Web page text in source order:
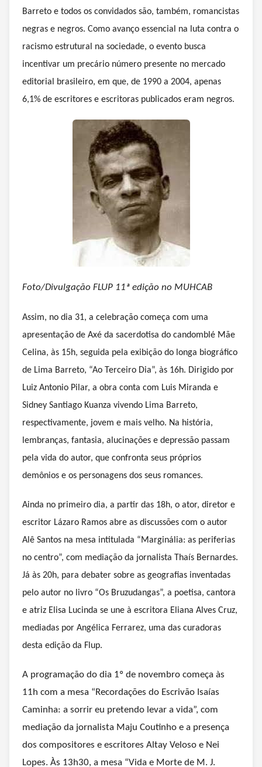
Barreto e todos os convidados são, também, romancistas
negras e negros. Como avanço essencial na luta contra o
racismo estrutural na sociedade, o evento busca
incentivar um precário número presente no mercado
editorial brasileiro, em que, de 1990 a 2004, apenas
6,1% de escritores e escritoras publicados eram negros.
Foto/Divulgação FLUP 11ª edição no MUHCAB
Assim, no dia 31, a celebração começa com uma
apresentação de Axé da sacerdotisa do candomblé Mãe
Celina, às 15h, seguida pela exibição do longa biográfico
de Lima Barreto, “Ao Terceiro Dia”, às 16h. Dirigido por
Luiz Antonio Pilar, a obra conta com Luis Miranda e
Sidney Santiago Kuanza vivendo Lima Barreto,
respectivamente, jovem e mais velho. Na história,
lembranças, fantasia, alucinações e depressão passam
pela vida do autor, que confronta seus próprios
demônios e os personagens dos seus romances.
Ainda no primeiro dia, a partir das 18h, o ator, diretor e
escritor Lázaro Ramos abre as discussões com o autor
Alê Santos na mesa intitulada “Marginália: as periferias
no centro”, com mediação da jornalista Thaís Bernardes.
Já às 20h, para debater sobre as geografias inventadas
pelo autor no livro “Os Bruzudangas”, a poetisa, cantora
e atriz Elisa Lucinda se une à escritora Eliana Alves Cruz,
mediadas por Angélica Ferrarez, uma das curadoras
desta edição da Flup.
A programação do dia 1º de novembro começa às
11h com a mesa “Recordações do Escrivão Isaías
Caminha: a sorrir eu pretendo levar a vida”, com
mediação da jornalista Maju Coutinho e a presença
dos compositores e escritores Altay Veloso e Nei
Lopes. Às 13h30, a mesa “Vida e Morte de M. J.